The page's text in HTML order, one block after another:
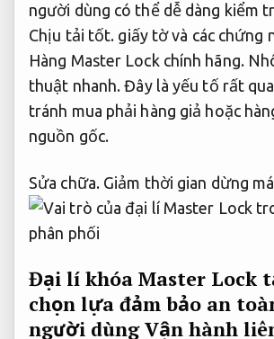
người dùng có thể dễ dàng kiểm
Chịu tải tốt. giấy tờ và các chứng
Hàng Master Lock chính hãng.
thuật nhanh. Đây là yếu tố rất
tránh mua phải hàng giả hoặc
nguồn gốc.
Sửa chữa. Giảm thời gian dừng
Đại lí khóa Master Lock
chọn lựa đảm bảo an
người dùng Vận hành